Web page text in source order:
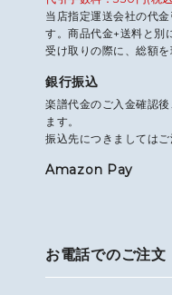
当店指定運送会社の代
す。商品代金+送料と別
受け取りの際に、総額
銀行振込
楽譜代金のご入金確認
ます。
振込先につきましては
Amazon Pay
お電話でのご注文